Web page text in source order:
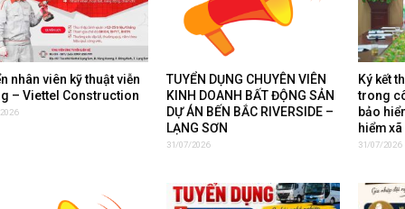
nhân viên kỹ thuật viễn
– Viettel Construction
TUYỂN DỤNG CHUYÊN VIÊN
KINH DOANH BẤT ĐỘNG SẢN
DỰ ÁN BẾN BẮC RIVERSIDE –
LẠNG SƠN
31/07/2026
Ký kết
trong
bảo
hiểm xã
31/07/2026